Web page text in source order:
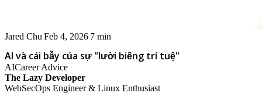
Jared Chu Feb 4, 2026 7 min
AI và cái bẫy của sự "lười biếng trí tuệ"
AICareer Advice
The Lazy Developer
WebSecOps Engineer & Linux Enthusiast